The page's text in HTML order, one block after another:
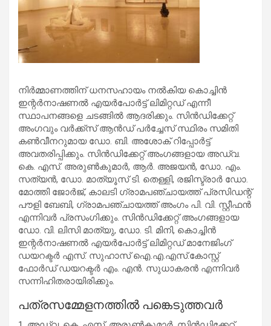
നിര്‍മ്മാണത്തിന് ധനസഹായം നല്‍കിയ കൊച്ചിന്‍
ഇന്റര്‍നാഷണല്‍ എയര്‍പോര്‍ട്ട് ലിമിറ്റഡ് എന്നീ
സ്ഥാപനങ്ങളെ ചടങ്ങില്‍ ആദരിക്കും. സിന്‍ഡിക്കേറ്റ്
അംഗവും വര്‍ക്ക്സ് ആന്‍ഡ് പര്‍ച്ചേസ് സ്ഥിരം സമിതി
കണ്‍വീനറുമായ ഡോ. ബി. അശോക് റിപ്പോര്‍ട്ട്
അവതരിപ്പിക്കും. സിന്‍ഡിക്കേറ്റ് അംഗങ്ങളായ അഡ്വ.
കെ. എസ്. അരുണ്‍കുമാര്‍, ആര്‍. അജയന്‍, ഡോ. എം.
സത്യന്‍, ഡോ. മാത്യൂസ് ടി. തെള്ളി, രജിസ്ട്രാര്‍ ഡോ.
മോത്തി ജോര്‍ജ്, കാലടി ഗ്രാമപഞ്ചായത്ത് പ്രസിഡന്റ്
പൗളി ബേബി, ഗ്രാമപഞ്ചായത്ത് അംഗം പി. വി. സ്റ്റീഫന്‍
എന്നിവര്‍ പ്രസംഗിക്കും. സിന്‍ഡിക്കേറ്റ് അംഗങ്ങളായ
ഡോ. വി. ലിസി മാത്യു, ഡോ. ടി. മിനി, കൊച്ചിന്‍
ഇന്റര്‍നാഷണല്‍ എയര്‍പോര്‍ട്ട് ലിമിറ്റഡ് മാനേജിംഗ്
ഡയറക്ടര്‍ എസ്. സുഹാസ് ഐ.എ.എസ്.കോസ്റ്റ്
ഫോര്‍‍ഡ് ഡയറക്ടര്‍ എം. എന്‍. സുധാകരന്‍ എന്നിവര്‍
സന്നിഹിതരായിരിക്കും.
പത്രസമ്മേളനത്തിൽ പങ്കെടുത്തവർ